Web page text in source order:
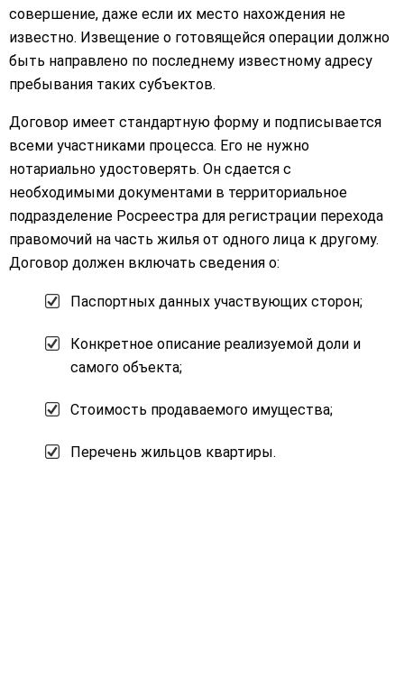
совершение, даже если их место нахождения не
известно. Извещение о готовящейся операции должно
быть направлено по последнему известному адресу
пребывания таких субъектов.
Договор имеет стандартную форму и подписывается
всеми участниками процесса. Его не нужно
нотариально удостоверять. Он сдается с
необходимыми документами в территориальное
подразделение Росреестра для регистрации перехода
правомочий на часть жилья от одного лица к другому.
Договор должен включать сведения о:
Паспортных данных участвующих сторон;
Конкретное описание реализуемой доли и
самого объекта;
Стоимость продаваемого имущества;
Перечень жильцов квартиры.